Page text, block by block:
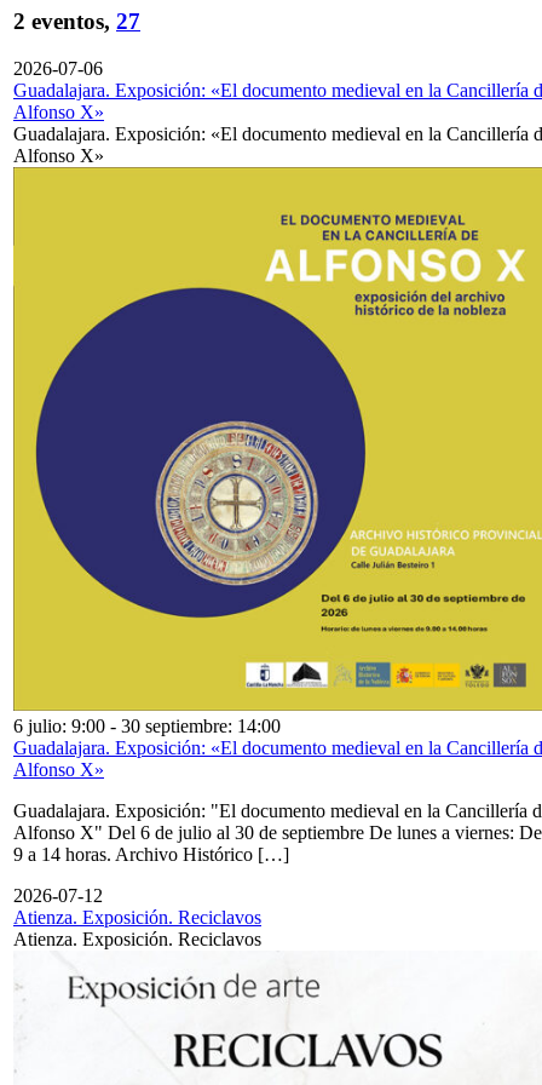
2 eventos, 27
2026-07-06
Guadalajara. Exposición: «El documento medieval en la Cancillería
Alfonso X»
Guadalajara. Exposición: «El documento medieval en la Cancillería
Alfonso X»
6 julio: 9:00 - 30 septiembre: 14:00
Guadalajara. Exposición: «El documento medieval en la Cancillería
Alfonso X»
Guadalajara. Exposición: "El documento medieval en la Cancillería
Alfonso X" Del 6 de julio al 30 de septiembre De lunes a viernes: De
9 a 14 horas. Archivo Histórico […]
2026-07-12
Atienza. Exposición. Reciclavos
Atienza. Exposición. Reciclavos